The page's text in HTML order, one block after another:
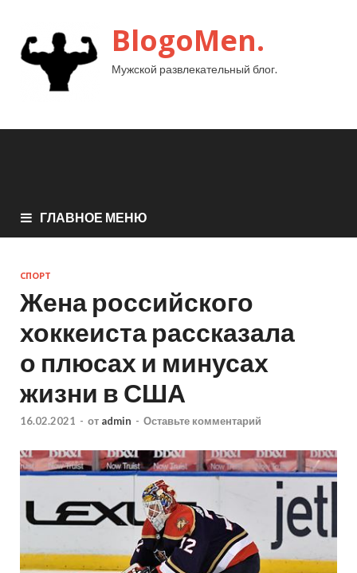
BlogoMen.
Мужской развлекательный блог.
ГЛАВНОЕ МЕНЮ
СПОРТ
Жена российского
хоккеиста рассказала
о плюсах и минусах
жизни в США
16.02.2021 - от admin - Оставьте комментарий